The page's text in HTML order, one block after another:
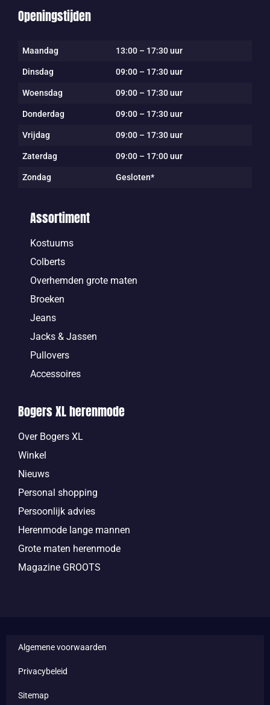
Openingstijden
Maandag 13:00 – 17:30 uur
Dinsdag 09:00 – 17:30 uur
Woensdag 09:00 – 17:30 uur
Donderdag 09:00 – 17:30 uur
Vrijdag 09:00 – 17:30 uur
Zaterdag 09:00 – 17:00 uur
Zondag Gesloten*
Assortiment
Kostuums
Colberts
Overhemden grote maten
Broeken
Jeans
Jacks & Jassen
Pullovers
Accessoires
Bogers XL herenmode
Over Bogers XL
Winkel
Nieuws
Personal shopping
Persoonlijk advies
Herenmode lange mannen
Grote maten herenmode
Magazine GROOTS
Algemene voorwaarden
Privacybeleid
Sitemap